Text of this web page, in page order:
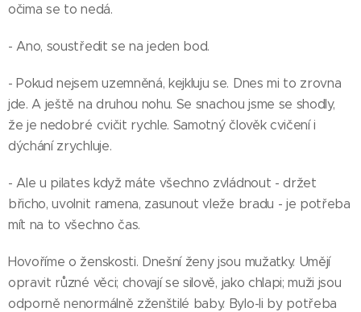
očima se to nedá.
- Ano, soustředit se na jeden bod.
- Pokud nejsem uzemněná, kejkluju se. Dnes mi to zrovna
jde. A ještě na druhou nohu. Se snachou jsme se shodly,
že je nedobré cvičit rychle. Samotný člověk cvičení i
dýchání zrychluje.
- Ale u pilates když máte všechno zvládnout - držet
břicho, uvolnit ramena, zasunout vleže bradu - je potřeba
mít na to všechno čas.
Hovoříme o ženskosti. Dnešní ženy jsou mužatky. Umějí
opravit různé věci; chovají se silově, jako chlapi; muži jsou
odporně nenormálně zženštilé baby. Bylo-li by potřeba